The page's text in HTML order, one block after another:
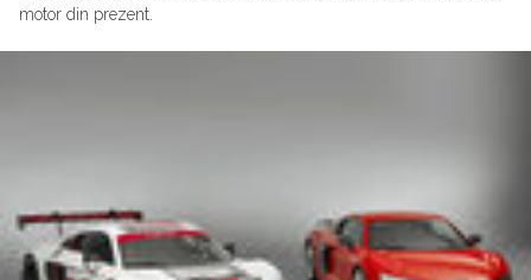
motor din prezent.